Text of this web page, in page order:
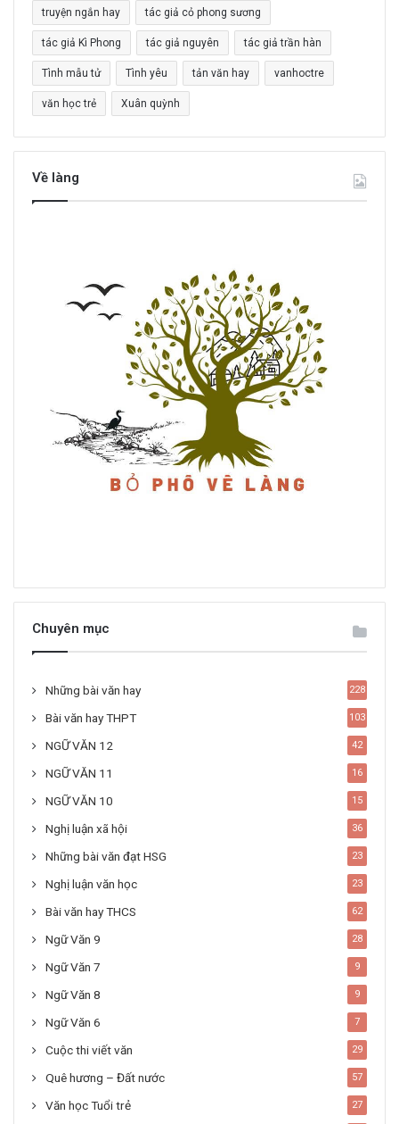
truyện ngắn hay tác giả cỏ phong sương
tác giả Kì Phong tác giả nguyên tác giả trần hàn
Tình mẫu tử Tình yêu tản văn hay vanhoctre
văn học trẻ Xuân quỳnh
Về làng
Chuyên mục
Những bài văn hay 228
Bài văn hay THPT 103
NGỮ VĂN 12 42
NGỮ VĂN 11 16
NGỮ VĂN 10 15
Nghị luận xã hội 36
Những bài văn đạt HSG 23
Nghị luận văn học 23
Bài văn hay THCS 62
Ngữ Văn 9 28
Ngữ Văn 7 9
Ngữ Văn 8 9
Ngữ Văn 6 7
Cuộc thi viết văn 29
Quê hương – Đất nước 57
Văn học Tuổi trẻ 27